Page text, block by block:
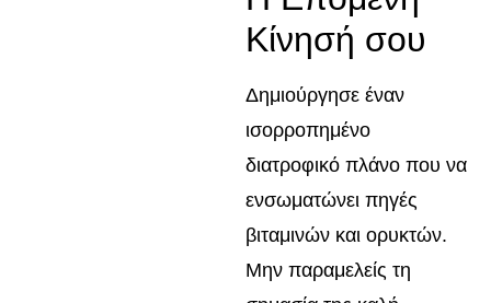
Κίνησή σου
Δημιούργησε έναν
ισορροπημένο
διατροφικό πλάνο που να
ενσωματώνει πηγές
βιταμινών και ορυκτών.
Μην παραμελείς τη